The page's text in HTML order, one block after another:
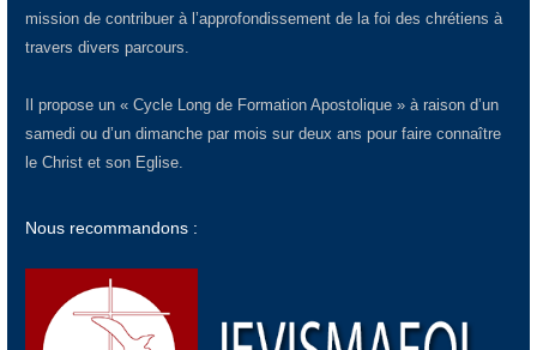
mission de contribuer à l’approfondissement de la foi des chrétiens à
travers divers parcours.
Il propose un « Cycle Long de Formation Apostolique » à raison d’un
samedi ou d’un dimanche par mois sur deux ans pour faire connaître
le Christ et son Eglise.
Nous recommandons :